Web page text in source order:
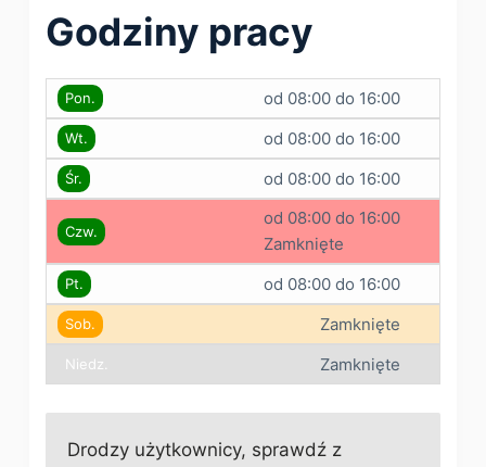
Godziny pracy
Pon. od 08:00 do 16:00
Wt. od 08:00 do 16:00
Śr. od 08:00 do 16:00
Czw.
od 08:00 do 16:00
Zamknięte
Pt. od 08:00 do 16:00
Sob. Zamknięte
Niedz. Zamknięte
Drodzy użytkownicy, sprawdź z